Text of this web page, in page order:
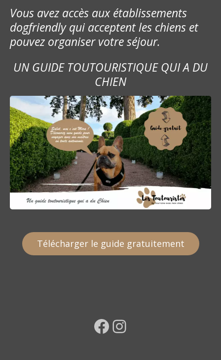
Vous avez accès aux établissements
dogfriendly qui acceptent les chiens et
pouvez organiser votre séjour.
UN GUIDE TOUTOURISTIQUE QUI A DU
CHIEN
Télécharger le guide gratuitement
Facebook Instagram